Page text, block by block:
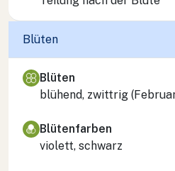
Blüten
Blüten
blühend, zwittrig
Blütenfarben
violett, schwarz